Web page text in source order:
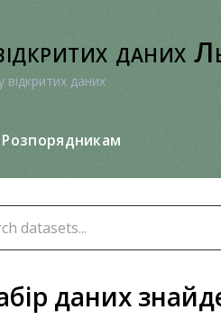
даних
даних
Розпорядникам
даних